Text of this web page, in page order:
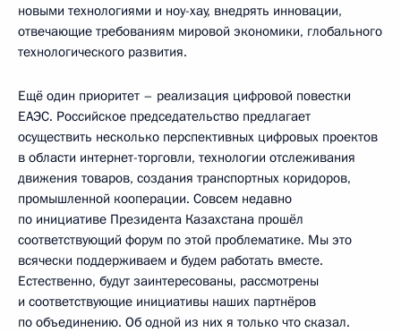
новыми технологиями и ноу-хау, внедрять инновации,
отвечающие требованиям мировой экономики, глобального
технологического развития.
Ещё один приоритет – реализация цифровой повестки
ЕАЭС. Российское председательство предлагает
осуществить несколько перспективных цифровых проектов
в области интернет-торговли, технологии отслеживания
движения товаров, создания транспортных коридоров,
промышленной кооперации. Совсем недавно
по инициативе Президента Казахстана прошёл
соответствующий форум по этой проблематике. Мы это
всячески поддерживаем и будем работать вместе.
Естественно, будут заинтересованы, рассмотрены
и соответствующие инициативы наших партнёров
по объединению. Об одной из них я только что сказал.